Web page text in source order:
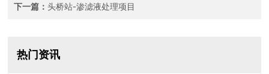
下一篇：头桥站-渗滤液处理项目
热门资讯